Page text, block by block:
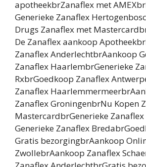
apotheekbrZanaflex met
Generieke Zanaflex
Drugs Zanaflex met
De Zanaflex aankoop
Zanaflex AnderlechtbrAankoop
Zanaflex HaarlembrGenerieke
RxbrGoedkoop Zanaflex
Zanaflex
Zanaflex GroningenbrNu Kopen
MastercardbrGenerieke
Generieke Zanaflex
Gratis bezorgingbrAankoop
ZwollebrAankoop Zanaflex